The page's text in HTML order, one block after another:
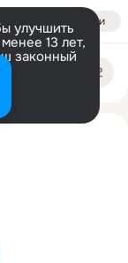
Войти
улучшить
13 лет,
законный